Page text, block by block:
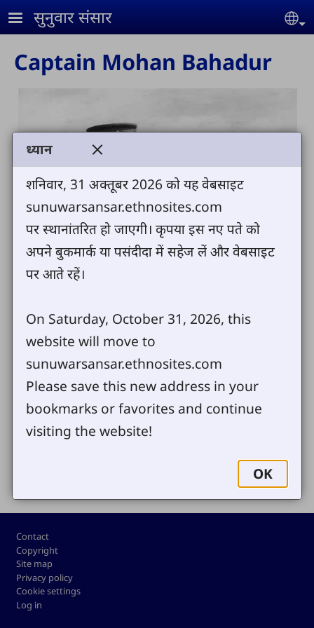
Skip to main content
सुनुवार संसार
Captain Mohan Bahadur
Captain Mohan Bahadur (748 KB) View
Send us your comments or questions
Footer
Contact
Copyright
Site map
Privacy policy
Cookie settings
Log in
ध्यान
शनिवार, 31 अक्तूबर 2026 को यह वेबसाइट
sunuwarsansar.ethnosites.com
पर स्थानांतरित हो जाएगी। कृपया इस नए पते को
अपने बुकमार्क या पसंदीदा में सहेज लें और वेबसाइट
पर आते रहें।
On Saturday, October 31, 2026, this
website will move to
sunuwarsansar.ethnosites.com
Please save this new address in your
bookmarks or favorites and continue
visiting the website!
OK